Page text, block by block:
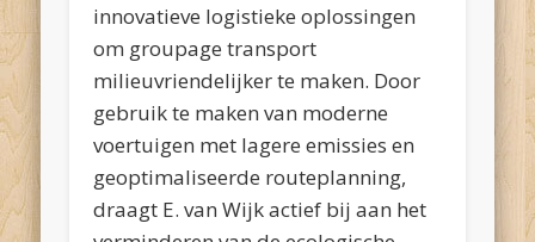
innovatieve logistieke oplossingen
om groupage transport
milieuvriendelijker te maken. Door
gebruik te maken van moderne
voertuigen met lagere emissies en
geoptimaliseerde routeplanning,
draagt E. van Wijk actief bij aan het